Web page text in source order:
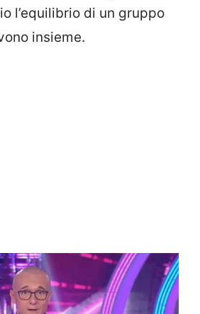
l’equilibrio di un gruppo
insieme.